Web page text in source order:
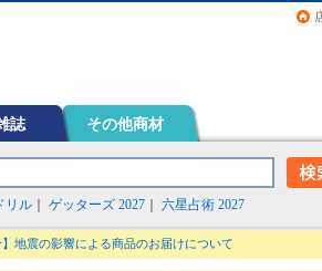
誌 その他商材
リル ゲッターズ 2027 六星占術 2027
】地震の影響による商品のお届けについて